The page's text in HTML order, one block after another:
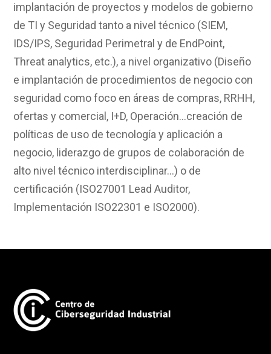
implantación de proyectos y modelos de gobierno
de TI y Seguridad tanto a nivel técnico (SIEM,
IDS/IPS, Seguridad Perimetral y de EndPoint,
Threat analytics, etc.), a nivel organizativo (Diseño
e implantación de procedimientos de negocio con
seguridad como foco en áreas de compras, RRHH,
ofertas y comercial, I+D, Operación…creación de
políticas de uso de tecnología y aplicación a
negocio, liderazgo de grupos de colaboración de
alto nivel técnico interdisciplinar…) o de
certificación (ISO27001 Lead Auditor,
Implementación ISO22301 e ISO2000).